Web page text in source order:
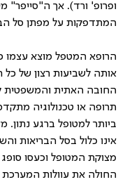
ופרופ' ורד). אך ה"סייפר"
המתדפקות על מפתן סל
הרופא המטפל מוצא עצמו
אותה לשביעות רצון של
החובה האתית והמשפטית
תרופה או טכנולוגיה
ביותר למטופל ברגע
אינו כלול בסל הבריאות
מצוקת המטופל וכעסו
החולה את עוולות